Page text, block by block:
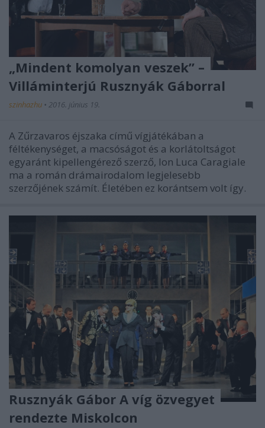
„Mindent komolyan veszek” –
Villáminterjú Rusznyák Gáborral
szinhazhu • 2016. június 19.
A Zűrzavaros éjszaka című vígjátékában a
féltékenységet, a macsóságot és a korlátoltságot
egyaránt kipellengérező szerző, Ion Luca Caragiale
ma a román drámairodalom legjelesebb
szerzőjének számít. Életében ez korántsem volt így.
Rusznyák Gábor A víg özvegyet
rendezte Miskolcon